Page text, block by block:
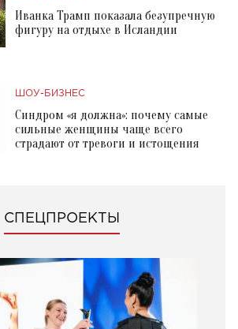
Иванка Трамп показала безупречную
фигуру на отдыхе в Исландии
ШОУ-БИЗНЕС
Синдром «я должна»: почему самые
сильные женщины чаще всего
страдают от тревоги и истощения
СПЕЦПРОЕКТЫ